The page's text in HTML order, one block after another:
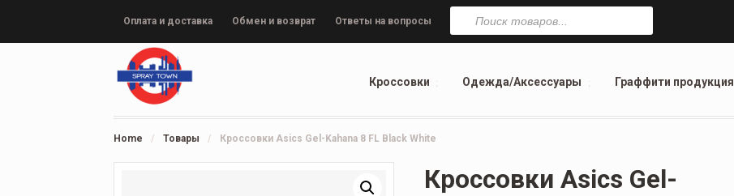
Оплата и доставка Обмен и возврат Ответы на вопросы
Поиск
товаров
Кроссовки Одежда/Аксессуары Граффити продукция
Home / Товары / Кроссовки Asics Gel-Kahana 8 FL Black White
Кроссовки Asics Gel-